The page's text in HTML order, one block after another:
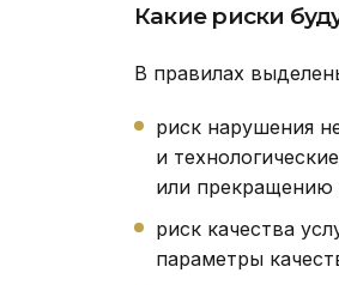
Какие риски
В правилах
риск нарушения
и
или прекращению
риск качества
параметры